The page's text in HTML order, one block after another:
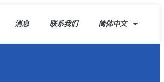
消息 联系我们 简体中文